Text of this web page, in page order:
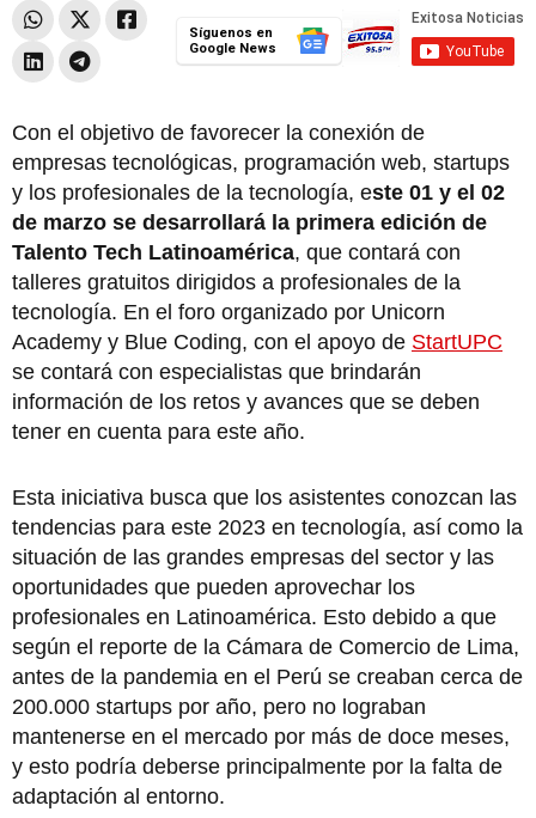
Síguenos en
Google News
Con el objetivo de favorecer la conexión de
empresas tecnológicas, programación web, startups
y los profesionales de la tecnología, este 01 y el 02
de marzo se desarrollará la primera edición de
Talento Tech Latinoamérica, que contará con
talleres gratuitos dirigidos a profesionales de la
tecnología. En el foro organizado por Unicorn
Academy y Blue Coding, con el apoyo de StartUPC
se contará con especialistas que brindarán
información de los retos y avances que se deben
tener en cuenta para este año.
Esta iniciativa busca que los asistentes conozcan las
tendencias para este 2023 en tecnología, así como la
situación de las grandes empresas del sector y las
oportunidades que pueden aprovechar los
profesionales en Latinoamérica. Esto debido a que
según el reporte de la Cámara de Comercio de Lima,
antes de la pandemia en el Perú se creaban cerca de
200.000 startups por año, pero no lograban
mantenerse en el mercado por más de doce meses,
y esto podría deberse principalmente por la falta de
adaptación al entorno.